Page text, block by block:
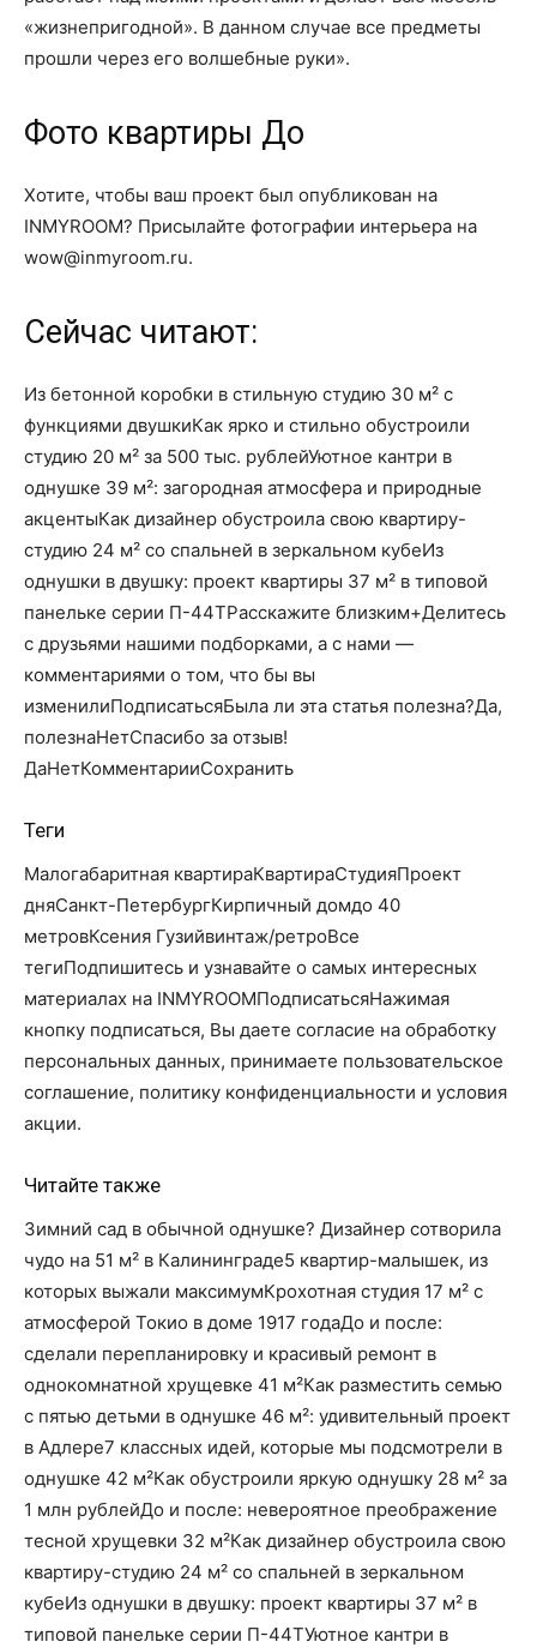
«жизнепригодной». В данном случае все предметы
прошли через его волшебные руки».
Фото квартиры До
Хотите, чтобы ваш проект был опубликован на
INMYROOM? Присылайте фотографии интерьера на
wow@inmyroom.ru.
Сейчас читают:
Из бетонной коробки в стильную студию 30 м² с
функциями двушкиКак ярко и стильно обустроили
студию 20 м² за 500 тыс. рублейУютное кантри в
однушке 39 м²: загородная атмосфера и природные
акцентыКак дизайнер обустроила свою квартиру-
студию 24 м² со спальней в зеркальном кубеИз
однушки в двушку: проект квартиры 37 м² в типовой
панельке серии П-44ТРасскажите близким+Делитесь
с друзьями нашими подборками, а с нами —
комментариями о том, что бы вы
изменилиПодписатьсяБыла ли эта статья полезна?Да,
полезнаНетСпасибо за отзыв!
ДаНетКомментарииСохранить
Теги
Малогабаритная квартираКвартираСтудияПроект
дняСанкт-ПетербургКирпичный домдо 40
метровКсения Гузийвинтаж/ретроВсе
тегиПодпишитесь и узнавайте о самых интересных
материалах на INMYROOMПодписатьсяНажимая
кнопку подписаться, Вы даете согласие на обработку
персональных данных, принимаете пользовательское
соглашение, политику конфиденциальности и условия
акции.
Читайте также
Зимний сад в обычной однушке? Дизайнер сотворила
чудо на 51 м² в Калининграде5 квартир-малышек, из
которых выжали максимумКрохотная студия 17 м² с
атмосферой Токио в доме 1917 годаДо и после:
сделали перепланировку и красивый ремонт в
однокомнатной хрущевке 41 м²Как разместить семью
с пятью детьми в однушке 46 м²: удивительный проект
в Адлере7 классных идей, которые мы подсмотрели в
однушке 42 м²Как обустроили яркую однушку 28 м² за
1 млн рублейДо и после: невероятное преображение
тесной хрущевки 32 м²Как дизайнер обустроила свою
квартиру-студию 24 м² со спальней в зеркальном
кубеИз однушки в двушку: проект квартиры 37 м² в
типовой панельке серии П-44ТУютное кантри в